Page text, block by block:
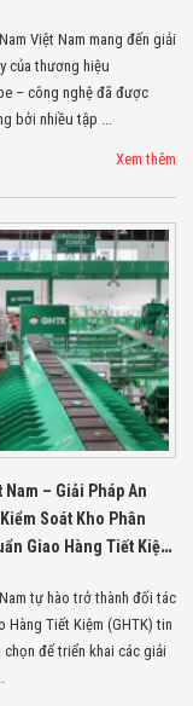
Bị Ngành Linh
Kiện Điện Tử
Giải Pháp Thiết
Bị Ngành Giáo
Dục
Giải Pháp Thiết
Bị Ngành Bán
Lẻ - Retail
Giải Pháp
Chuyên Dụng
Ngành Công An
- Quân Đội
Giải Pháp Bãi
Giữ Xe Thông
Minh
Sản Phẩm
THIẾT BỊ AN
NINH
Camera Thông
Cổng Từ Siêu
Thị
Máy Đếm
Máy Dò Tìm
Thuốc Nổ
Phòng Chống
Khủng Bố
Việt Nam mang đến giải
của thương hiệu
– công nghệ đã được
bởi nhiều tập ...
Xem thêm
Nam – Giải Pháp An
Soát Kho Phân
Giao Hàng Tiết Kiệm
tự hào trở thành đối tác
Hàng Tiết Kiệm (GHTK) tin
để triển khai các giải